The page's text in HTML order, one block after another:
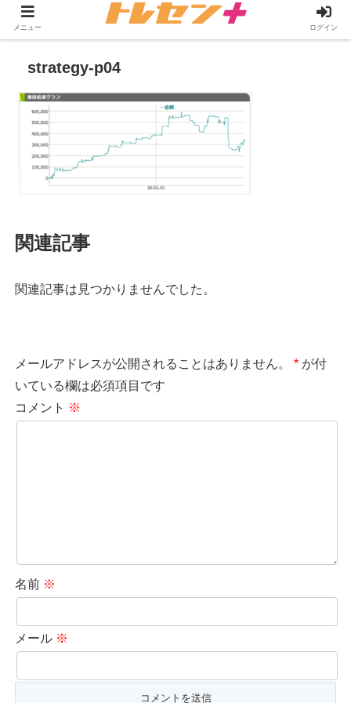
strategy-p04
関連記事
関連記事は見つかりませんでした。
メールアドレスが公開されることはありません。 * が付
いている欄は必須項目です
コメント ※
名前 ※
メール ※
メニュー ログイン